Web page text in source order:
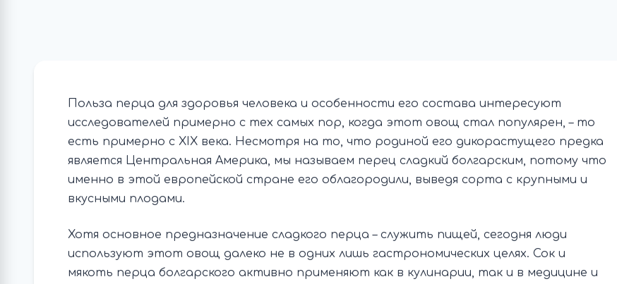
Польза перца для здоровья человека и особенности его состава интересуют
исследователей примерно с тех самых пор, когда этот овощ стал популярен, – то
есть примерно с XIX века. Несмотря на то, что родиной его дикорастущего предка
является Центральная Америка, мы называем перец сладкий болгарским, потому что
именно в этой европейской стране его облагородили, выведя сорта с крупными и
вкусными плодами.
Хотя основное предназначение сладкого перца – служить пищей, сегодня люди
используют этот овощ далеко не в одних лишь гастрономических целях. Сок и
мякоть перца болгарского активно применяют как в кулинарии, так и в медицине и